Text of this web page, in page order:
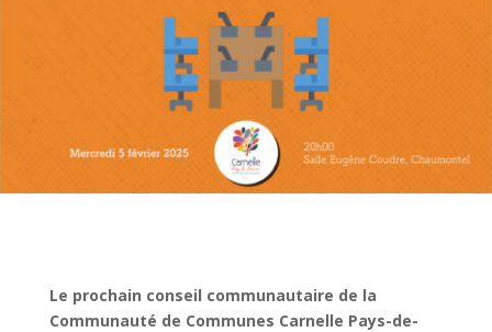
Le prochain conseil communautaire de la
Communauté de Communes Carnelle Pays-de-